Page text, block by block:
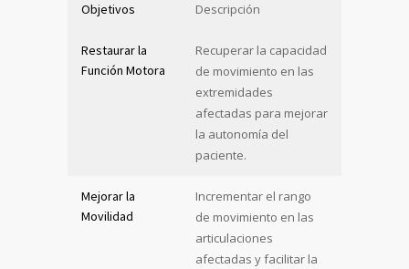
Objetivos Descripción
Restaurar la
Función Motora
Recuperar la capacidad
de movimiento en las
extremidades
afectadas para mejorar
la autonomía del
paciente.
Mejorar la
Movilidad
Incrementar el rango
de movimiento en las
articulaciones
afectadas y facilitar la